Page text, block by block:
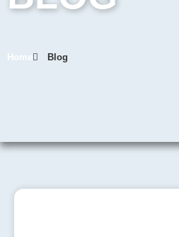
Home Blog